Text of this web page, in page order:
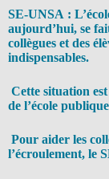
SE-UNSA :
aujourd’hui, se
collègues et des
indispensables.
Cette situation
de l’école
Pour aider les
l’écroulement, le